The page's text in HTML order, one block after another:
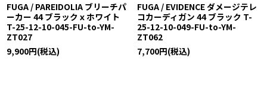
FUGA / PAREIDOLIA ブリーチパ
ーカー 44 ブラックｘホワイト
T-25-12-10-045-FU-to-YM-
ZT027
9,900円(税込)
FUGA / EVIDENCE ダメージテレ
コカーディガン 44 ブラック T-
25-12-10-049-FU-to-YM-
ZT062
7,700円(税込)